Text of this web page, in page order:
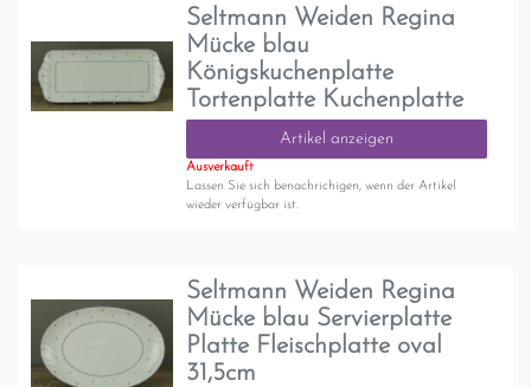
Seltmann Weiden Regina
Mücke blau
Königskuchenplatte
Tortenplatte Kuchenplatte
Artikel anzeigen
Ausverkauft
Lassen Sie sich benachrichigen, wenn der Artikel
wieder verfügbar ist.
Seltmann Weiden Regina
Mücke blau Servierplatte
Platte Fleischplatte oval
31,5cm